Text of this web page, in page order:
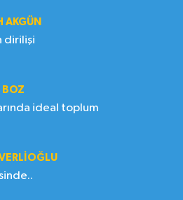
AKGÜN
dirilişi
BOZ
ideal toplum